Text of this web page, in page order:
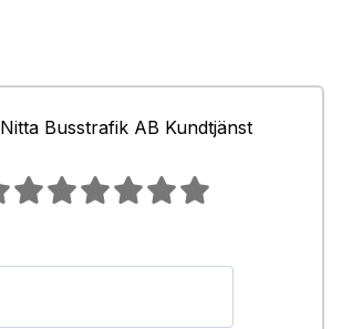
Nitta Busstrafik AB Kundtjänst